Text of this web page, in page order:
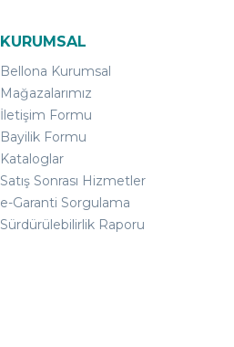
KURUMSAL
Bellona Kurumsal
Mağazalarımız
İletişim Formu
Bayilik Formu
Kataloglar
Satış Sonrası Hizmetler
e-Garanti Sorgulama
Sürdürülebilirlik Raporu